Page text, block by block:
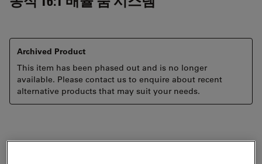
Archived Product
This item has been phased out and is no longer
available. Please contact us to enquire about recent
alternative products that may suit your needs.